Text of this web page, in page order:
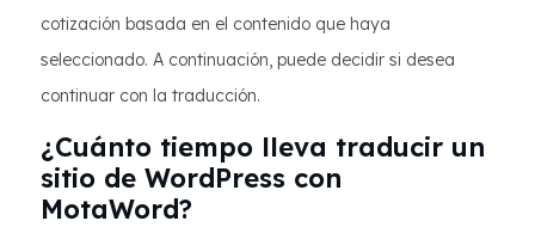
cotización basada en el contenido que haya
seleccionado. A continuación, puede decidir si desea
continuar con la traducción.
¿Cuánto tiempo lleva traducir un
sitio de WordPress con
MotaWord?